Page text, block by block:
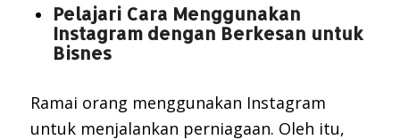
Pelajari Cara Menggunakan
Instagram dengan Berkesan untuk
Bisnes
Ramai orang menggunakan Instagram
untuk menjalankan perniagaan. Oleh itu,